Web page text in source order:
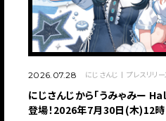
2026.07.28 にじさんじ プレスリリー
にじさんじから「うみゃみー
登場！2026年7月30日(木)12時